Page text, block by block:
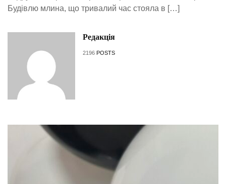
Будівлю млина, що тривалий час стояла в […]
Редакція
2196 POSTS